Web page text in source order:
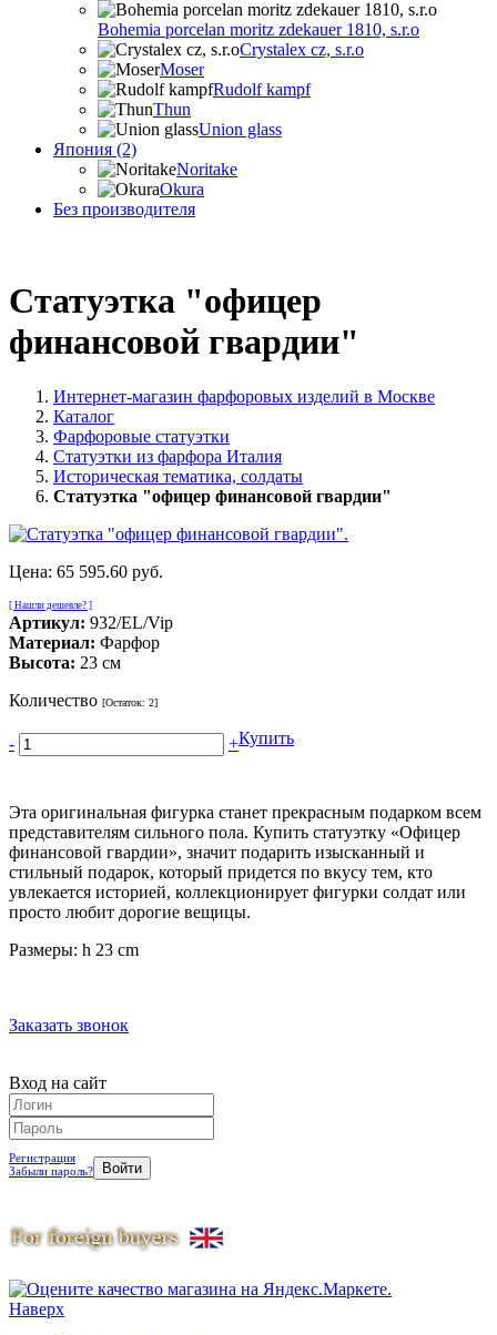
Bohemia porcelan moritz zdekauer 1810, s.r.o
Crystalex cz, s.r.o
Moser
Rudolf kampf
Thun
Union glass
Япония (2)
Noritake
Okura
Без производителя
Статуэтка "офицер
финансовой гвардии"
Интернет-магазин фарфоровых изделий в Москве
Каталог
Фарфоровые статуэтки
Статуэтки из фарфора Италия
Историческая тематика, солдаты
Статуэтка "офицер финансовой гвардии"
Цена: 65 595.60 руб.
[ Нашли дешевле? ]
Артикул: 932/EL/Vip
Материал: Фарфор
Высота: 23 см
Количество [Остаток: 2]
- +Купить
Эта оригинальная фигурка станет прекрасным подарком всем
представителям сильного пола. Купить статуэтку «Офицер
финансовой гвардии», значит подарить изысканный и
стильный подарок, который придется по вкусу тем, кто
увлекается историей, коллекционирует фигурки солдат или
просто любит дорогие вещицы.
Размеры: h 23 cm
Заказать звонок
Вход на сайт
Регистрация
Забыли пароль?
Наверх